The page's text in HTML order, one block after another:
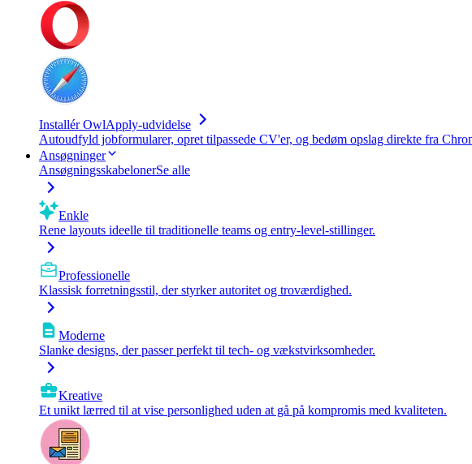
Installér OwlApply-udvidelse
Autoudfyld jobformularer, opret tilpassede CV'er, og bedøm opslag direkte fra
Ansøgninger
AnsøgningsskabelonerSe alle
Enkle
Rene layouts ideelle til traditionelle teams og entry-level-stillinger.
Professionelle
Klassisk forretningsstil, der styrker autoritet og troværdighed.
Moderne
Slanke designs, der passer perfekt til tech- og vækstvirksomheder.
Kreative
Et unikt lærred til at vise personlighed uden at gå på kompromis med kvaliteten.